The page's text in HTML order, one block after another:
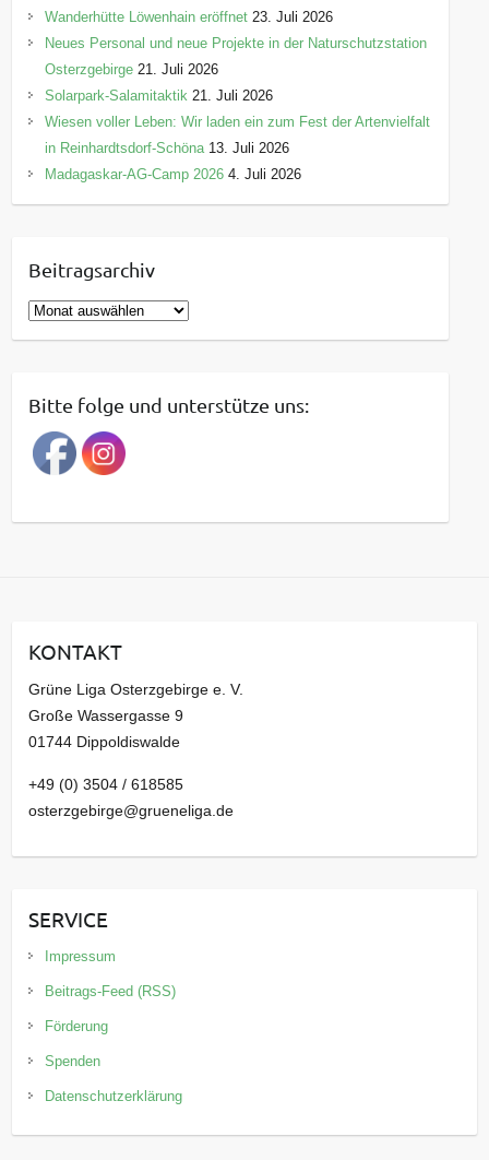
Wanderhütte Löwenhain eröffnet 23. Juli 2026
Neues Personal und neue Projekte in der Naturschutzstation
Osterzgebirge 21. Juli 2026
Solarpark-Salamitaktik 21. Juli 2026
Wiesen voller Leben: Wir laden ein zum Fest der Artenvielfalt
in Reinhardtsdorf-Schöna 13. Juli 2026
Madagaskar-AG-Camp 2026 4. Juli 2026
Beitragsarchiv
B
e
r
a
g
a
v
Bitte folge und unterstütze uns:
KONTAKT
Grüne Liga Osterzgebirge e. V.
Große Wassergasse 9
01744 Dippoldiswalde
+49 (0) 3504 / 618585
osterzgebirge@grueneliga.de
SERVICE
Impressum
Beitrags-Feed (RSS)
Förderung
Spenden
Datenschutzerklärung